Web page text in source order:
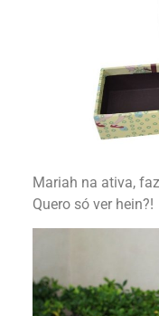
Mariah na ativa,
Quero só ver hein?!